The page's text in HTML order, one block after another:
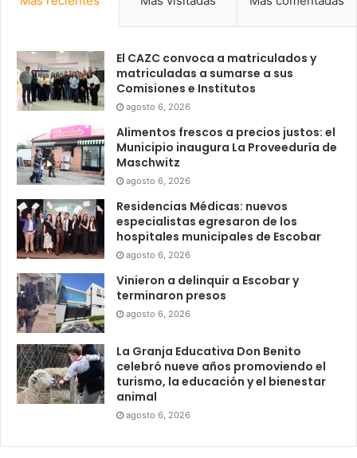
El CAZC convoca a matriculados y
matriculadas a sumarse a sus
Comisiones e Institutos
agosto 6, 2026
Alimentos frescos a precios justos: el
Municipio inaugura La Proveeduría de
Maschwitz
agosto 6, 2026
Residencias Médicas: nuevos
especialistas egresaron de los
hospitales municipales de Escobar
agosto 6, 2026
Vinieron a delinquir a Escobar y
terminaron presos
agosto 6, 2026
La Granja Educativa Don Benito
celebró nueve años promoviendo el
turismo, la educación y el bienestar
animal
agosto 6, 2026